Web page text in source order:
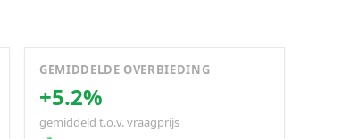
GEMIDDELDE OVERBIEDING
+5.2%
gemiddeld t.o.v. vraagprijs